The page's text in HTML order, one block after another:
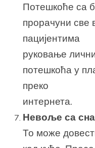
Потешкоће са
прорачуни све
пацијентима
руковање
потешкоћа у
преко
интернета.
Невоље са
То може